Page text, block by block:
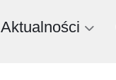
Aktualności